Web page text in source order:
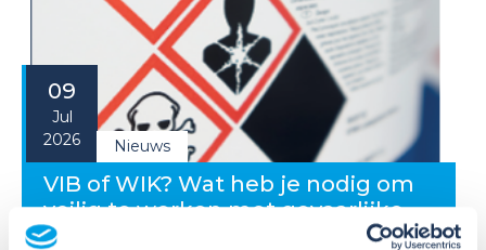
09
Jul
2026
Nieuws
VIB of WIK? Wat heb je nodig om
veilig te werken met gevaarlijke
stoffen?